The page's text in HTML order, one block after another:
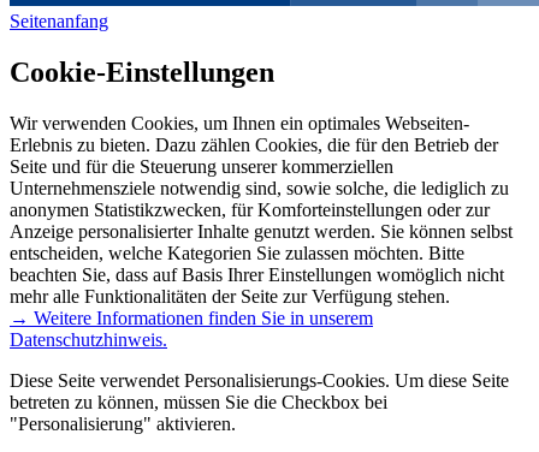
Seitenanfang
Cookie-Einstellungen
Wir verwenden Cookies, um Ihnen ein optimales Webseiten-
Erlebnis zu bieten. Dazu zählen Cookies, die für den Betrieb der
Seite und für die Steuerung unserer kommerziellen
Unternehmensziele notwendig sind, sowie solche, die lediglich zu
anonymen Statistikzwecken, für Komforteinstellungen oder zur
Anzeige personalisierter Inhalte genutzt werden. Sie können selbst
entscheiden, welche Kategorien Sie zulassen möchten. Bitte
beachten Sie, dass auf Basis Ihrer Einstellungen womöglich nicht
mehr alle Funktionalitäten der Seite zur Verfügung stehen.
→ Weitere Informationen finden Sie in unserem
Datenschutzhinweis.
Diese Seite verwendet Personalisierungs-Cookies. Um diese Seite
betreten zu können, müssen Sie die Checkbox bei
"Personalisierung" aktivieren.